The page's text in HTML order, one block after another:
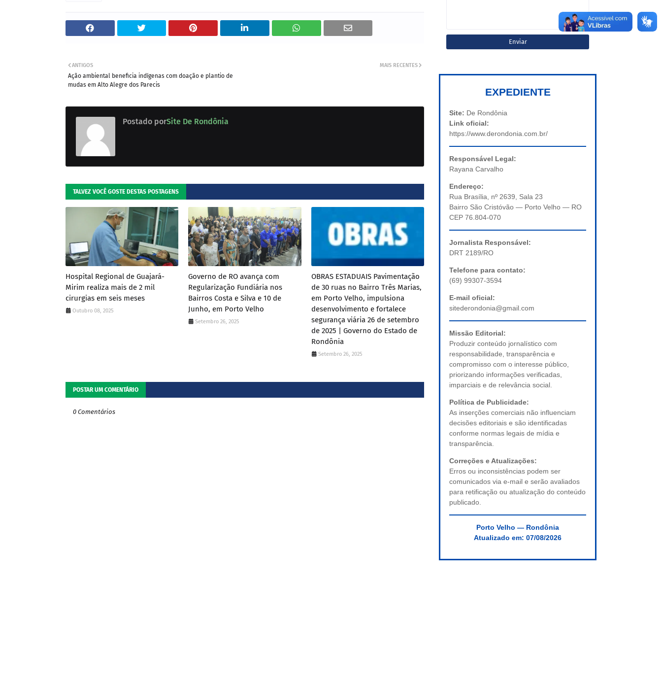
MAIS RECENTES
ANTIGOS
Ação ambiental beneficia indígenas com doação e plantio de
mudas em Alto Alegre dos Parecis
Postado porSite De Rondônia
TALVEZ VOCÊ GOSTE DESTAS POSTAGENS
Hospital Regional de Guajará-
Mirim realiza mais de 2 mil
cirurgias em seis meses
Outubro 08, 2025
Governo de RO avança com
Regularização Fundiária nos
Bairros Costa e Silva e 10 de
Junho, em Porto Velho
Setembro 26, 2025
OBRAS ESTADUAIS Pavimentação
de 30 ruas no Bairro Três Marias,
em Porto Velho, impulsiona
desenvolvimento e fortalece
segurança viária 26 de setembro
de 2025 | Governo do Estado de
Rondônia
Setembro 26, 2025
POSTAR UM COMENTÁRIO
0 Comentários
EXPEDIENTE
Site: De Rondônia
Link oficial:
https://www.derondonia.com.br/
Responsável Legal:
Rayana Carvalho
Endereço:
Rua Brasília, nº 2639, Sala 23
Bairro São Cristóvão — Porto Velho — RO
CEP 76.804-070
Jornalista Responsável:
DRT 2189/RO
Telefone para contato:
(69) 99307-3594
E-mail oficial:
sitederondonia@gmail.com
Missão Editorial:
Produzir conteúdo jornalístico com
responsabilidade, transparência e
compromisso com o interesse público,
priorizando informações verificadas,
imparciais e de relevância social.
Política de Publicidade:
As inserções comerciais não influenciam
decisões editoriais e são identificadas
conforme normas legais de mídia e
transparência.
Correções e Atualizações:
Erros ou inconsistências podem ser
comunicados via e-mail e serão avaliados
para retificação ou atualização do conteúdo
publicado.
Porto Velho — Rondônia
Atualizado em: 07/08/2026